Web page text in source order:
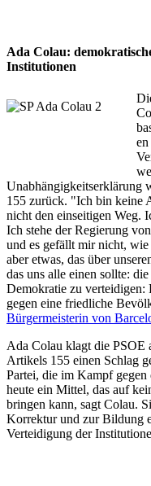
Ada Colau:
Institutionen
Unabhängigkeitserklärung
155 zurück. "Ich bin keine
nicht den einseitigen Weg.
Ich stehe der Regierung
und es gefällt mir nicht,
aber etwas, das über
das uns alle einen sollte:
Demokratie zu
gegen eine friedliche
Bürgermeisterin von
Ada Colau klagt die PSOE
Artikels 155 einen Schlag
Partei, die im Kampf gegen
heute ein Mittel, das auf
bringen kann, sagt Colau.
Korrektur und zur Bildung
Verteidigung der